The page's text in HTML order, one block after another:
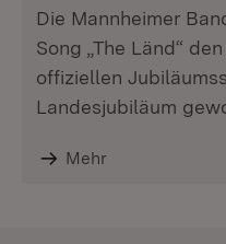
Die Mannheimer
Song „The Länd“
offiziellen
Landesjubiläum
Mehr